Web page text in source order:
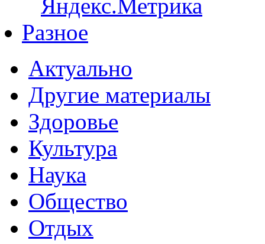
Разное
Актуально
Другие материалы
Здоровье
Культура
Наука
Общество
Отдых